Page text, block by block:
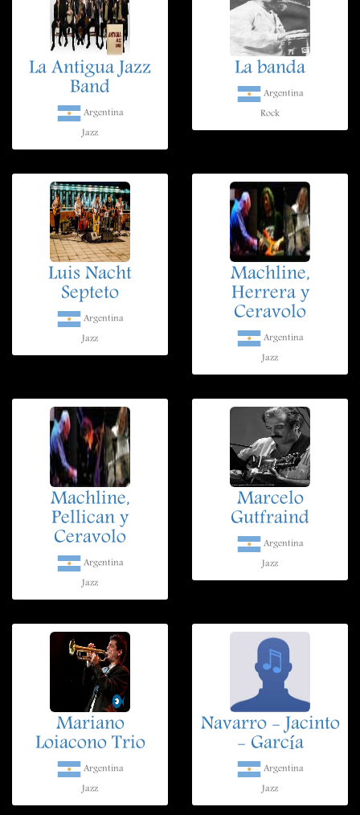
La Antigua Jazz
Band
Argentina
Jazz
La banda
Argentina
Rock
Luis Nacht
Septeto
Argentina
Jazz
Machline,
Herrera y
Ceravolo
Argentina
Jazz
Machline,
Pellican y
Ceravolo
Argentina
Jazz
Marcelo
Gutfraind
Argentina
Jazz
Mariano
Loiacono Trio
Argentina
Jazz
Navarro - Jacinto
- García
Argentina
Jazz